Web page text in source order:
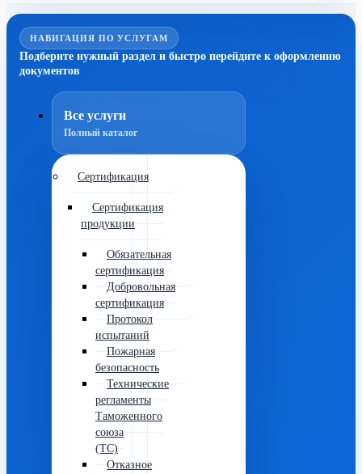
НАВИГАЦИЯ ПО УСЛУГАМ
Подберите нужный раздел и быстро перейдите к оформлению
документов
Все услуги
Полный каталог
Сертификация
Сертификация
продукции
Обязательная
сертификация
Добровольная
сертификация
Протокол
испытаний
Пожарная
безопасность
Технические
регламенты
Таможенного
союза
(ТС)
Отказное